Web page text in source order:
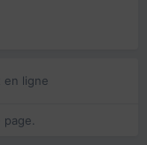
en ligne